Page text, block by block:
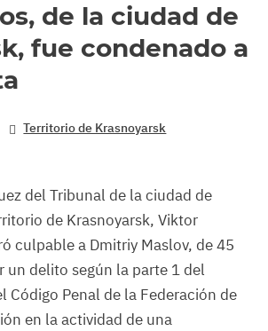
de la ciudad de
fue condenado a
Territorio de Krasnoyarsk
del Tribunal de la ciudad de
de Krasnoyarsk, Viktor
culpable a Dmitriy Maslov, de 45
un delito según la parte 1 del
Código Penal de la Federación de
en la actividad de una